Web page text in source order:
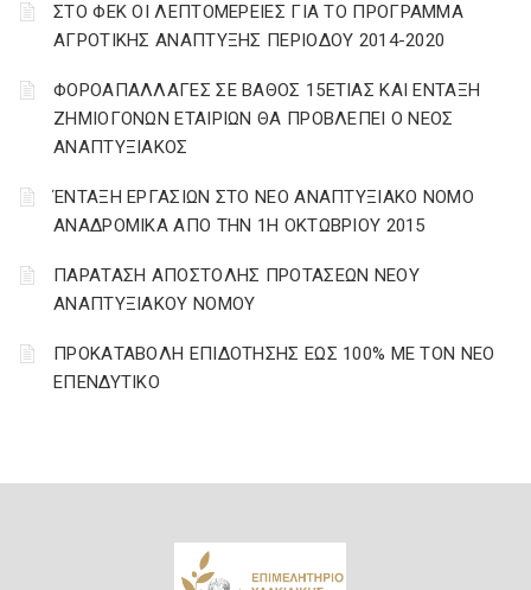
ΣΤΟ ΦΕΚ ΟΙ ΛΕΠΤΟΜΕΡΕΙΕΣ ΓΙΑ ΤΟ ΠΡΟΓΡΑΜΜΑ
ΑΓΡΟΤΙΚΗΣ ΑΝΑΠΤΥΞΗΣ ΠΕΡΙΟΔΟΥ 2014-2020
ΦΟΡΟΑΠΑΛΛΑΓΕΣ ΣΕ ΒΑΘΟΣ 15ΕΤΙΑΣ ΚΑΙ ΕΝΤΑΞΗ
ΖΗΜΙΟΓΟΝΩΝ ΕΤΑΙΡΙΩΝ ΘΑ ΠΡΟΒΛΕΠΕΙ Ο ΝΕΟΣ
ΑΝΑΠΤΥΞΙΑΚΟΣ
ΈΝΤΑΞΗ ΕΡΓΑΣΙΩΝ ΣΤΟ ΝΕΟ ΑΝΑΠΤΥΞΙΑΚΟ ΝΟΜΟ
ΑΝΑΔΡΟΜΙΚΑ ΑΠΟ ΤΗΝ 1Η ΟΚΤΩΒΡΙΟΥ 2015
ΠΑΡΑΤΑΣΗ ΑΠΟΣΤΟΛΗΣ ΠΡΟΤΑΣΕΩΝ ΝΕΟΥ
ΑΝΑΠΤΥΞΙΑΚΟΥ ΝΟΜΟΥ
ΠΡΟΚΑΤΑΒΟΛΗ ΕΠΙΔΟΤΗΣΗΣ ΕΩΣ 100% ΜΕ ΤΟΝ ΝΕΟ
ΕΠΕΝΔΥΤΙΚΟ